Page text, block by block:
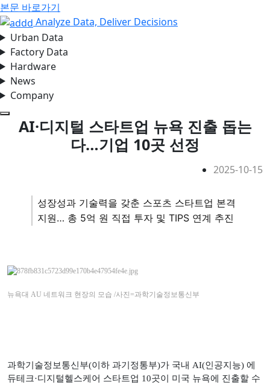
본문 바로가기
Analyze Data, Deliver Decisions
Urban Data
Factory Data
Hardware
News
Company
모바일 메뉴 열기
AI·디지털 스타트업 뉴욕 진출 돕는
다…기업 10곳 선정
2025-10-15
성장성과 기술력을 갖춘 스포츠 스타트업 본격
지원… 총 5억 원 직접 투자 및 TIPS 연계 추진
뉴욕대 AU 네트워크 현장의 모습 /사진=과학기술정보통신부
과학기술정보통신부(이하 과기정통부)가 국내 AI(인공지능) 에
듀테크·디지털헬스케어 스타트업 10곳이 미국 뉴욕에 진출할 수